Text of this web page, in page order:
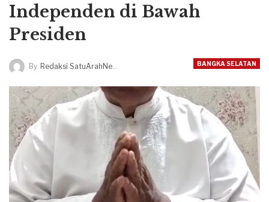
Independen di Bawah
Presiden
BANGKA SELATAN
By Redaksi SatuArahNews